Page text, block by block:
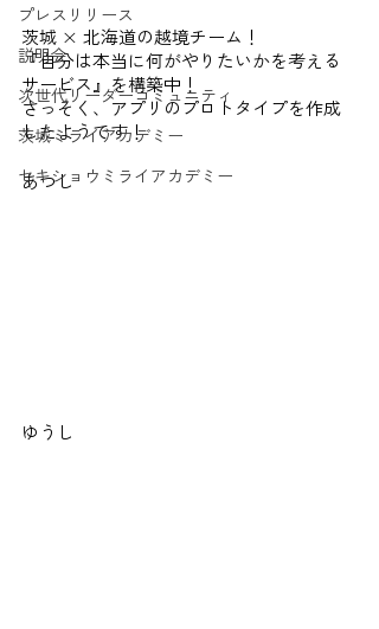
プレスリリース
説明会
次世代リーダーコミュニティ
茨城ミライアカデミー
セキショウミライアカデミー
茨城 × 北海道の越境チーム！
『自分は本当に何がやりたいかを考える
サービス』を構築中！
さっそく、アプリのプロトタイプを作成
したようです！
あつし
ゆうし